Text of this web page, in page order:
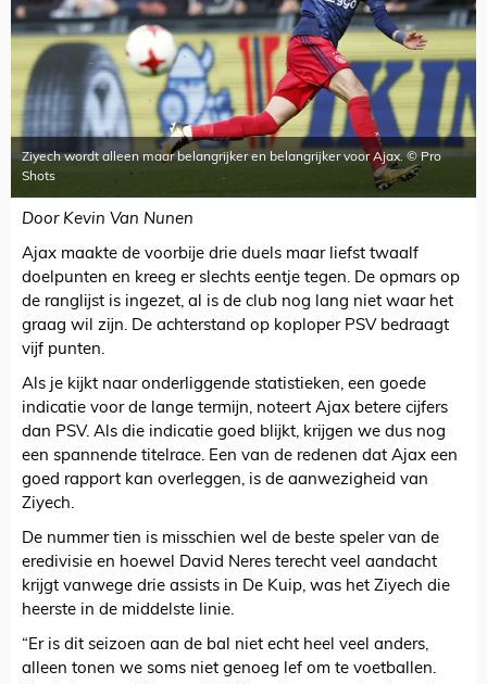
Ziyech wordt alleen maar belangrijker en belangrijker voor Ajax. © Pro
Shots
Door Kevin Van Nunen
Ajax maakte de voorbije drie duels maar liefst twaalf
doelpunten en kreeg er slechts eentje tegen. De opmars op
de ranglijst is ingezet, al is de club nog lang niet waar het
graag wil zijn. De achterstand op koploper PSV bedraagt
vijf punten.
Als je kijkt naar onderliggende statistieken, een goede
indicatie voor de lange termijn, noteert Ajax betere cijfers
dan PSV. Als die indicatie goed blijkt, krijgen we dus nog
een spannende titelrace. Een van de redenen dat Ajax een
goed rapport kan overleggen, is de aanwezigheid van
Ziyech.
De nummer tien is misschien wel de beste speler van de
eredivisie en hoewel David Neres terecht veel aandacht
krijgt vanwege drie assists in De Kuip, was het Ziyech die
heerste in de middelste linie.
“Er is dit seizoen aan de bal niet echt heel veel anders,
alleen tonen we soms niet genoeg lef om te voetballen.